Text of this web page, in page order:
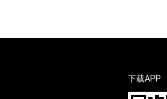
下载APP